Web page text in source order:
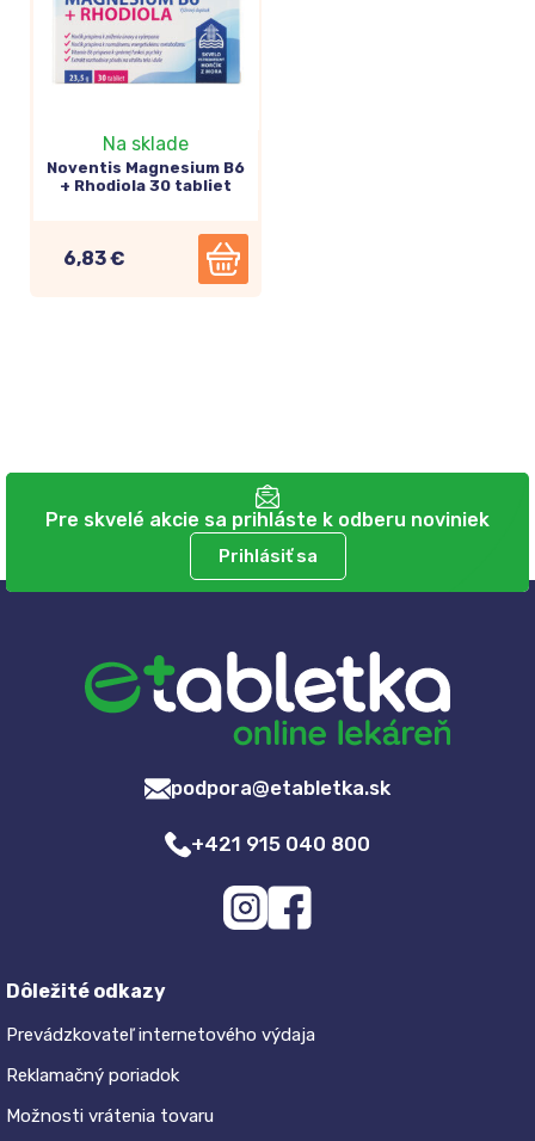
Na sklade
Noventis Magnesium B6
+ Rhodiola 30 tabliet
6,83 €
Pre skvelé akcie sa prihláste k odberu noviniek
Prihlásiť sa
podpora@etabletka.sk
+421 915 040 800
Dôležité odkazy
Prevádzkovateľ internetového výdaja
Reklamačný poriadok
Možnosti vrátenia tovaru